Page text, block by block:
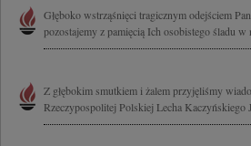
Głęboko wstrząśnięci tragicznym odejściem
pozostajemy z pamięcią Ich osobistego śladu
Z głębokim smutkiem i żalem przyjęliśmy
Rzeczypospolitej Polskiej Lecha